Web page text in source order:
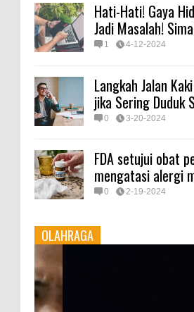
Hati-Hati! Gaya
Jadi Masalah!
1 4-12-2024
Langkah Jalan
jika Sering Duduk
0 3-20-2024
FDA setujui obat
mengatasi alergi
0 2-19-2024
OLAHRAGA